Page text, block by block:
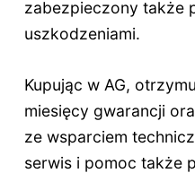
zabezpieczony także
uszkodzeniami.
Kupując w AG,
miesięcy gwarancji
ze wsparciem
serwis i pomoc także